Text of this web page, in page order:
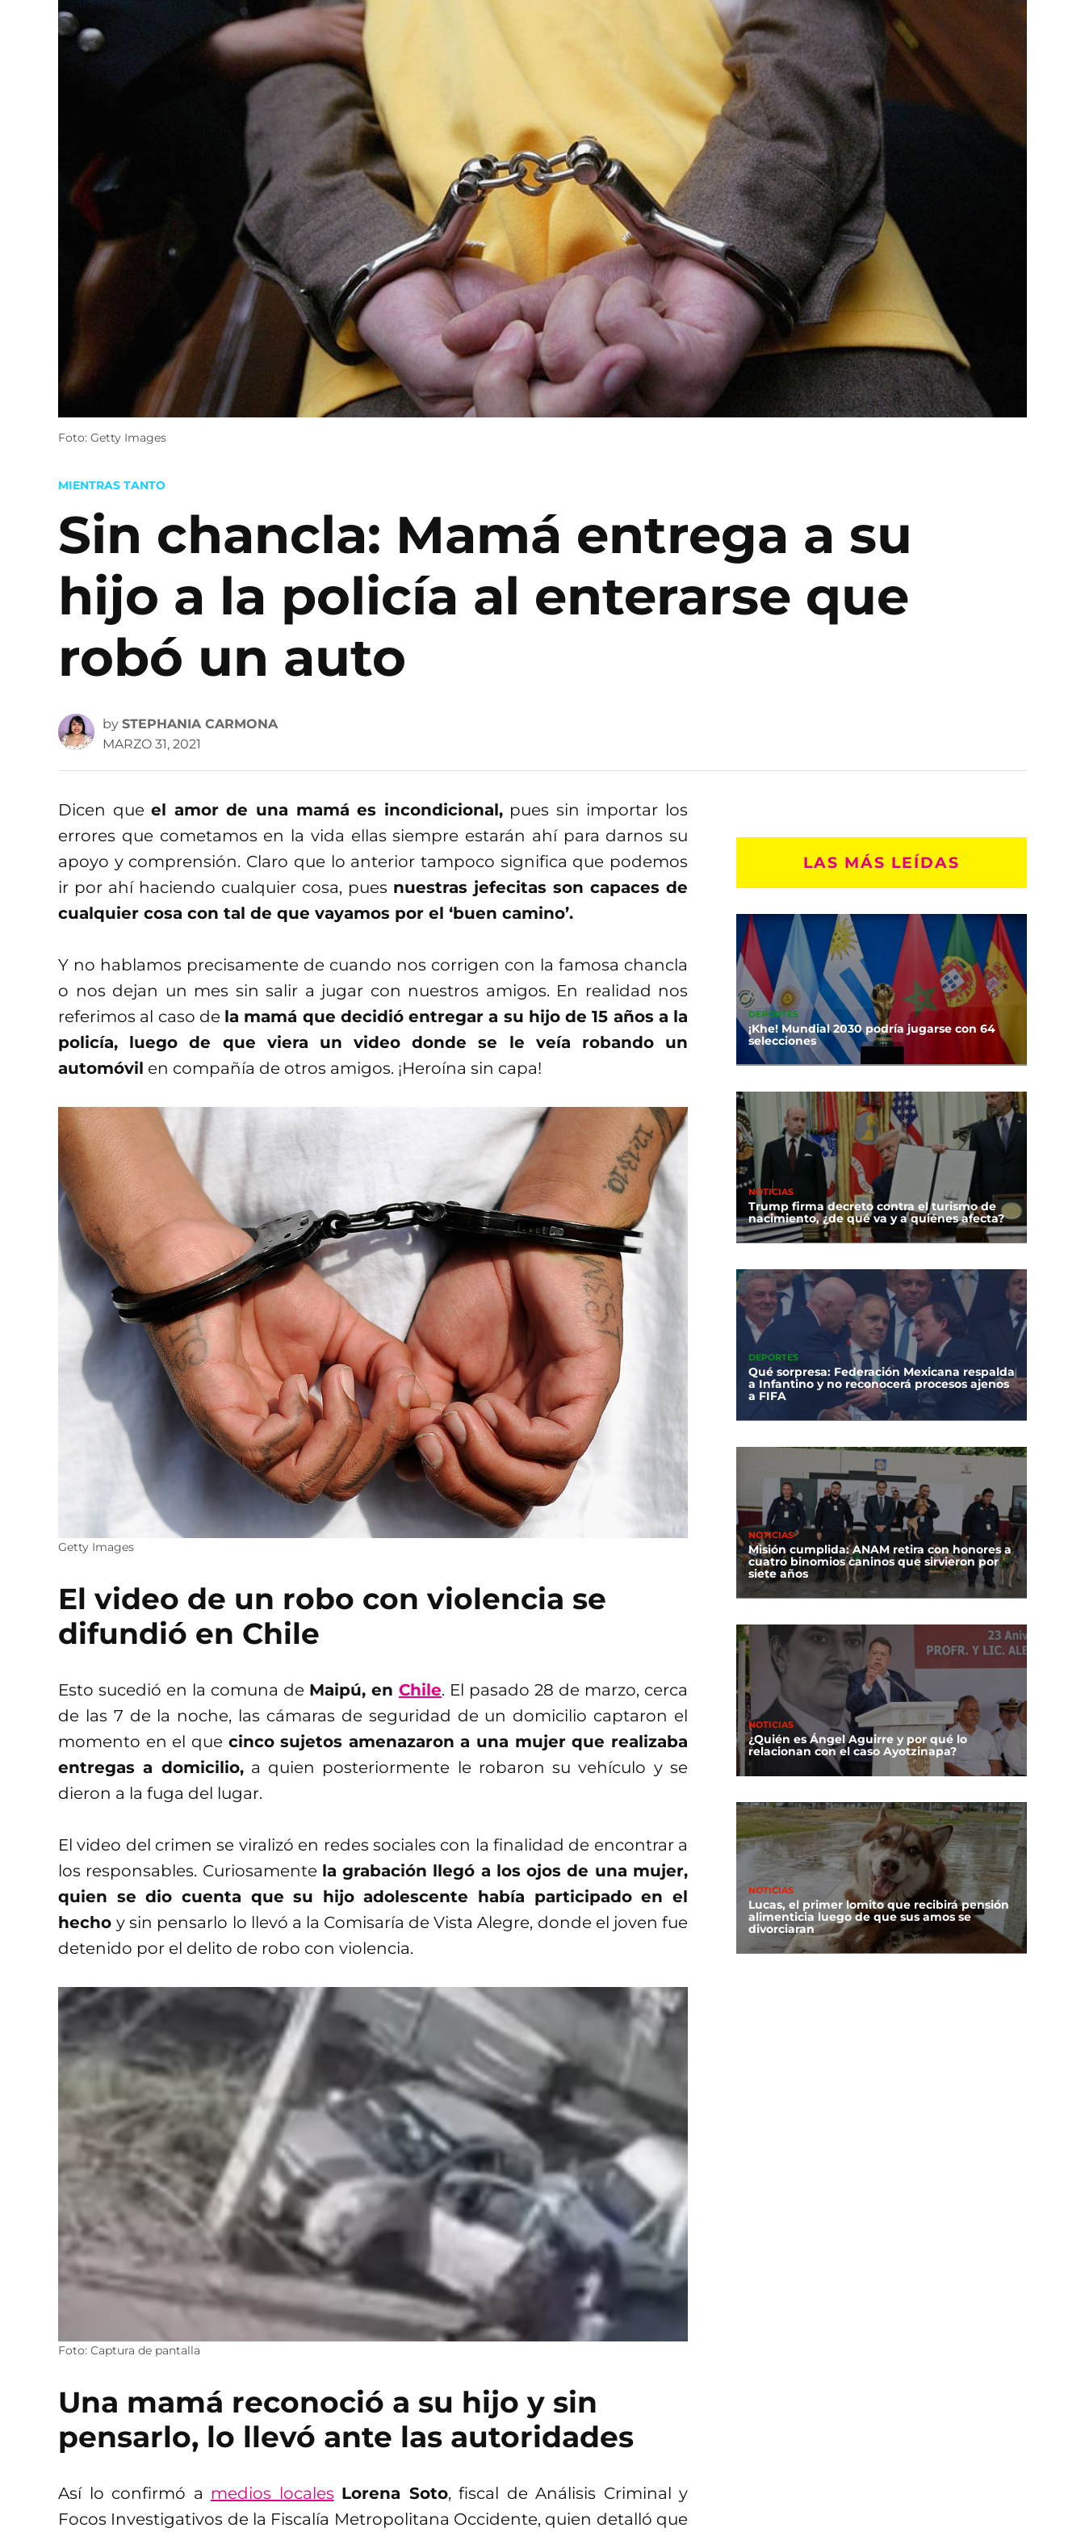
Foto: Getty Images
POSTED
MIENTRAS TANTO
Sin chancla: Mamá entrega a su
hijo a la policía al enterarse que
robó un auto
by STEPHANIA CARMONA
MARZO 31, 2021
Dicen queel amor de una mamá es incondicional,pues sin importar los
errores que cometamos en la vida ellas siempre estarán ahí para darnos su
apoyo y comprensión. Claro que lo anterior tampoco significa que podemos
ir por ahí haciendo cualquier cosa, pues nuestras jefecitas son capaces de
cualquier cosa con tal de que vayamos por el ‘buen camino’.
Y no hablamos precisamente de cuando nos corrigen con la famosa chancla
o nos dejan un mes sin salir a jugar con nuestros amigos. En realidad nos
referimos al caso de la mamá que decidió entregar a su hijo de 15 años a la
policía, luego de que viera un video donde se le veía robando un
automóvil en compañía de otros amigos. ¡Heroína sin capa!
Getty Images
El video de un robo con violencia se
difundió en Chile
Esto sucedió en la comuna de Maipú, en Chile. El pasado 28 de marzo, cerca
de las 7 de la noche, las cámaras de seguridad de un domicilio captaron el
momento en el que cinco sujetos amenazaron a una mujer que realizaba
entregas a domicilio,a quien posteriormente le robaron su vehículo y se
dieron a la fuga del lugar.
El video del crimen se viralizó en redes sociales con la finalidad de encontrar a
los responsables. Curiosamente la grabación llegó a los ojos de una mujer,
quien se dio cuenta que su hijo adolescente había participado en el
hechoy sin pensarlo lo llevó a la Comisaría de Vista Alegre, donde el joven fue
detenido por el delito de robo con violencia.
Foto: Captura de pantalla
Una mamá reconoció a su hijo y sin
pensarlo, lo llevó ante las autoridades
Así lo confirmó a medios locales Lorena Soto, fiscal de Análisis Criminal y
Focos Investigativos de la Fiscalía Metropolitana Occidente, quien detalló que
LAS MÁS LEÍDAS
DEPORTES
¡Khe! Mundial 2030 podría jugarse con 64
selecciones
NOTICIAS
Trump firma decreto contra el turismo de
nacimiento, ¿de qué va y a quiénes afecta?
DEPORTES
Qué sorpresa: Federación Mexicana respalda
a Infantino y no reconocerá procesos ajenos
a FIFA
NOTICIAS
Misión cumplida: ANAM retira con honores a
cuatro binomios caninos que sirvieron por
siete años
NOTICIAS
¿Quién es Ángel Aguirre y por qué lo
relacionan con el caso Ayotzinapa?
NOTICIAS
Lucas, el primer lomito que recibirá pensión
alimenticia luego de que sus amos se
divorciaran